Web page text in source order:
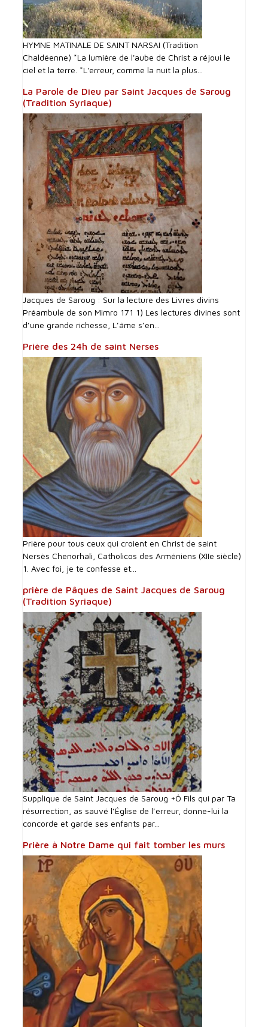
HYMNE MATINALE DE SAINT NARSAI (Tradition
Chaldéenne) *La lumière de l'aube de Christ a réjoui le
ciel et la terre. *L'erreur, comme la nuit la plus...
La Parole de Dieu par Saint Jacques de Saroug
(Tradition Syriaque)
Jacques de Saroug : Sur la lecture des Livres divins
Préambule de son Mimro 171 1) Les lectures divines sont
d’une grande richesse, L’âme s’en...
Prière des 24h de saint Nerses
Prière pour tous ceux qui croient en Christ de saint
Nersès Chenorhali, Catholicos des Arméniens (XIIe siècle)
1. Avec foi, je te confesse et...
prière de Pâques de Saint Jacques de Saroug
(Tradition Syriaque)
Supplique de Saint Jacques de Saroug +Ô Fils qui par Ta
résurrection, as sauvé l’Église de l’erreur, donne-lui la
concorde et garde ses enfants par...
Prière à Notre Dame qui fait tomber les murs